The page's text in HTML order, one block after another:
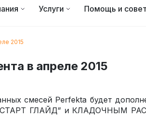
Услуги Помощь и
2015
в апреле 2015
смесей Perfekta будет
ГЛАЙД” и КЛАДОЧНЫМ